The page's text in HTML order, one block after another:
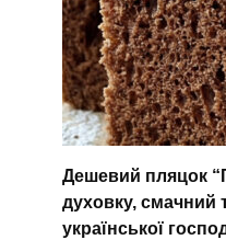
Дешевий пляцок
духовку, смачний
української